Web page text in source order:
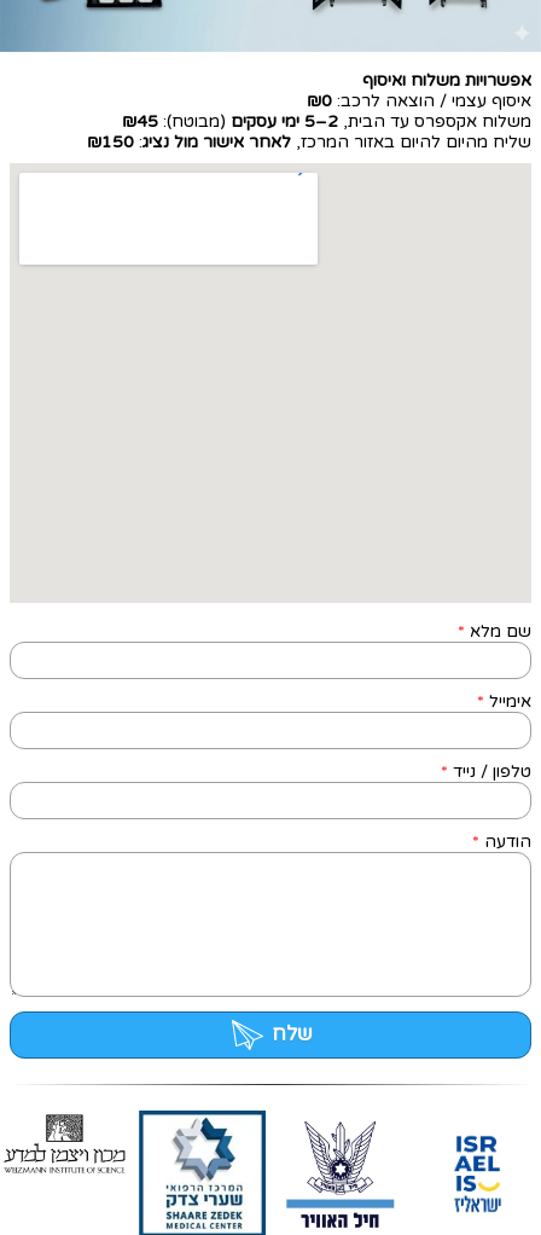
אפשרויות משלוח ואיסוף
איסוף עצמי / הוצאה לרכב: ₪0
משלוח אקספרס עד הבית, 2–5 ימי עסקים (מבוטח): ₪45
שליח מהיום להיום באזור המרכז, לאחר אישור מול נציג:
₪150
שם מלא *
אימייל *
טלפון / נייד *
הודעה *
שלח